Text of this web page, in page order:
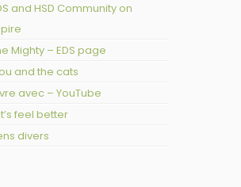
and HSD Community on
Mighty – EDS page
and the cats
avec – YouTube
feel better
divers